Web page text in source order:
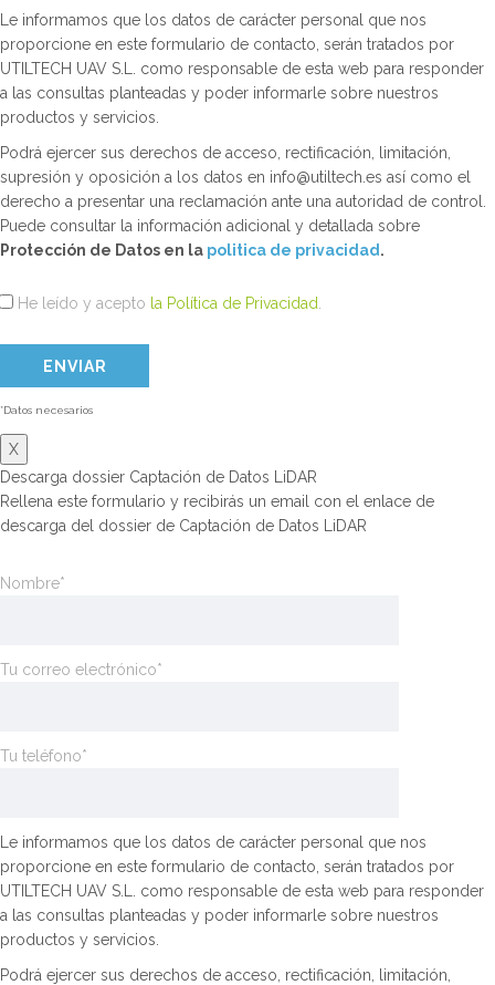
Le informamos que los datos de carácter personal que nos
proporcione en este formulario de contacto, serán tratados por
UTILTECH UAV S.L. como responsable de esta web para responder
a las consultas planteadas y poder informarle sobre nuestros
productos y servicios.
Podrá ejercer sus derechos de acceso, rectificación, limitación,
supresión y oposición a los datos en info@utiltech.es así como el
derecho a presentar una reclamación ante una autoridad de control.
Puede consultar la información adicional y detallada sobre
Protección de Datos en la politica de privacidad .
He leído y acepto la Política de Privacidad
*Datos necesarios
X
Descarga dossier Captación de Datos LiDAR
Rellena este formulario y recibirás un email con el enlace de
descarga del dossier de Captación de Datos LiDAR
Nombre*
Tu correo electrónico*
Tu teléfono*
Le informamos que los datos de carácter personal que nos
proporcione en este formulario de contacto, serán tratados por
UTILTECH UAV S.L. como responsable de esta web para responder
a las consultas planteadas y poder informarle sobre nuestros
productos y servicios.
Podrá ejercer sus derechos de acceso, rectificación, limitación,